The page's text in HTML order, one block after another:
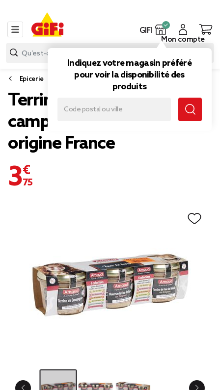
GIFI
Indiquez votre magasin préféré
pour voir la disponibilité des
produits
Mon compte
Epicerie
Terrine 3x180gr
campagne + volaille + porc
origine France
3,75 €